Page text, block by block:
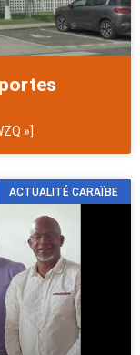
»]
ACTUALITÉ CARAÏBE